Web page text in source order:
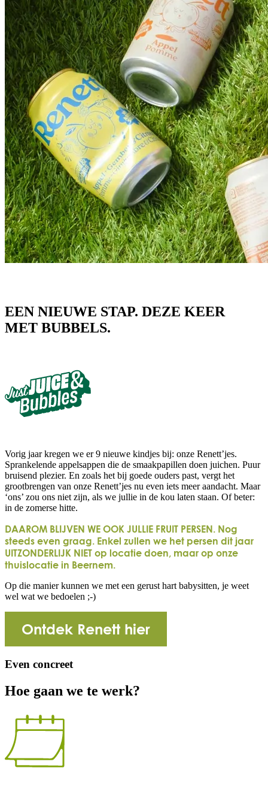
EEN NIEUWE STAP. DEZE KEER
MET BUBBELS.
Vorig jaar kregen we er 9 nieuwe kindjes bij: onze Renett’jes.
Sprankelende appelsappen die de smaakpapillen doen juichen. Puur
bruisend plezier. En zoals het bij goede ouders past, vergt het
grootbrengen van onze Renett’jes nu even iets meer aandacht. Maar
‘ons’ zou ons niet zijn, als we jullie in de kou laten staan. Of beter:
in de zomerse hitte.
DAAROM BLIJVEN WE OOK JULLIE FRUIT PERSEN. Nog
steeds even graag. Enkel zullen we het persen dit jaar
UITZONDERLIJK NIET op locatie doen, maar op onze
thuislocatie in Beernem.
Op die manier kunnen we met een gerust hart babysitten, je weet
wel wat we bedoelen ;-)
Ontdek Renett hier
Even concreet
Hoe gaan we te werk?